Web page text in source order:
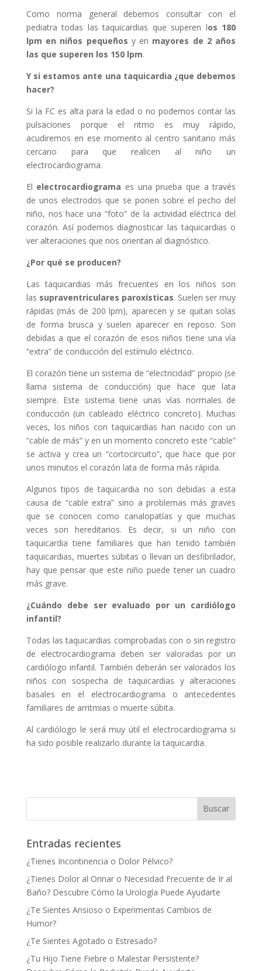
Como norma general debemos consultar con el
pediatra todas las taquicardias que superen los 180
lpm en niños pequeños y en mayores de 2 años
las que superen los 150 lpm.
Y si estamos ante una taquicardia ¿que debemos
hacer?
Si la FC es alta para la edad o no podemos contar las
pulsaciones porque el ritmo es muy rápido,
acudiremos en ese momento al centro sanitario más
cercano para que realicen al niño un
electrocardiograma.
El electrocardiograma es una prueba que a través
de unos electrodos que se ponen sobre el pecho del
niño, nos hace una “foto” de la actividad eléctrica del
corazón. Así podemos diagnosticar las taquicardias o
ver alteraciones que nos orientan al diagnóstico.
¿Por qué se producen?
Las taquicardias más frecuentes en los niños son
las supraventriculares paroxísticas. Suelen ser muy
rápidas (más de 200 lpm), aparecen y se quitan solas
de forma brusca y suelen aparecer en reposo. Son
debidas a que el corazón de esos niños tiene una vía
“extra” de conducción del estímulo eléctrico.
El corazón tiene un sistema de “electricidad” propio (se
llama sistema de conducción) que hace que lata
siempre. Este sistema tiene unas vías normales de
conducción (un cableado eléctrico concreto). Muchas
veces, los niños con taquicardias han nacido con un
“cable de más” y en un momento concreto este “cable”
se activa y crea un “cortocircuito”, que hace que por
unos minutos el corazón lata de forma más rápida.
Algunos tipos de taquicardia no son debidas a esta
causa de “cable extra” sino a problemas más graves
que se conocen como canalopatías y que muchas
veces son hereditarios. Es decir, si un niño con
taquicardia tiene familiares que han tenido también
taquicardias, muertes súbitas o llevan un desfibrilador,
hay que pensar que este niño puede tener un cuadro
más grave.
¿Cuándo debe ser evaluado por un cardiólogo
infantil?
Todas las taquicardias comprobadas con o sin registro
de electrocardiograma deben ser valoradas por un
cardiólogo infantil. También deberán ser valorados los
niños con sospecha de taquicardias y alteraciones
basales en el electrocardiograma o antecedentes
familiares de arritmias o muerte súbita.
Al cardiólogo le será muy útil el electrocardiograma si
ha sido posible realizarlo durante la taquicardia.
Entradas recientes
¿Tienes Incontinencia o Dolor Pélvico?
¿Tienes Dolor al Orinar o Necesidad Frecuente de Ir al
Baño? Descubre Cómo la Urología Puede Ayudarte
¿Te Sientes Ansioso o Experimentas Cambios de
Humor?
¿Te Sientes Agotado o Estresado?
¿Tu Hijo Tiene Fiebre o Malestar Persistente?